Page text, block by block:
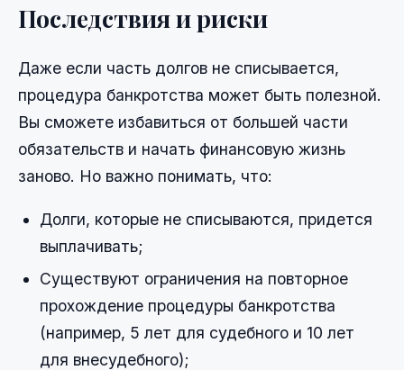
Последствия и риски
Даже если часть долгов не списывается,
процедура банкротства может быть полезной.
Вы сможете избавиться от большей части
обязательств и начать финансовую жизнь
заново. Но важно понимать, что:
Долги, которые не списываются, придется
выплачивать;
Существуют ограничения на повторное
прохождение процедуры банкротства
(например, 5 лет для судебного и 10 лет
для внесудебного);